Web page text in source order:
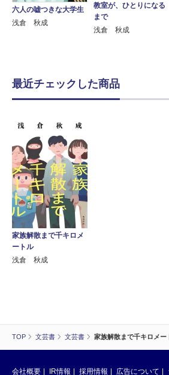
TOP 文芸書 文芸書 家族解散まで千キロメー
六人の嘘つきな大学生
浅倉 秋成
教室が、ひとりになる
まで
浅倉 秋成
最近チェックした商品
家族解散まで千キロメ
ートル
浅倉 秋成
会社概要 IR情報 採用情報 広告について